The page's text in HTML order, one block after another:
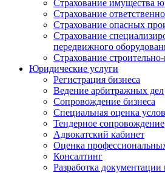
Страхование имущества
Страхование
Страхование опасных
Страхование
передвижного
Страхование
Юридические услуги
Регистрация бизнеса
Ведение арбитражных дел
Сопровождение бизнеса
Специальная оценка
Тендерное сопровождение
Адвокатский кабинет
Оценка
Консалтинг
Разработка